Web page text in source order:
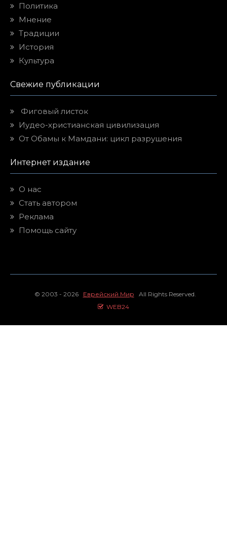
Политика
Мнение
Традиции
История
Культура
Свежие публикации
Фиговый листок
Иудео-христианская цивилизация
От Обамы к Мамдани: цикл разрушения
Интернет издание
О нас
Стать автором
Реклама
Помощь сайту
© 2003 - 2026 Еврейский Мир All Rights Reserved.
WEB24